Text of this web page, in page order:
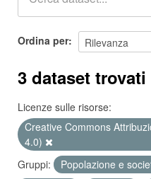
Ordina per
3 dataset trovati
Licenze sulle risorse:
Creative Commons
4.0)
Gruppi:
Popolazione e